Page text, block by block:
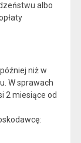
albo
niż w
W sprawach
2 miesiące od